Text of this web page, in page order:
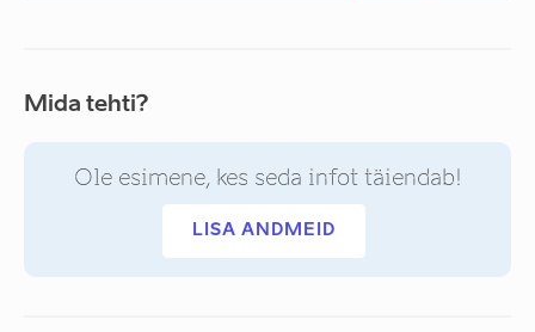
Mida tehti?
Ole esimene, kes seda infot täiendab!
LISA ANDMEID